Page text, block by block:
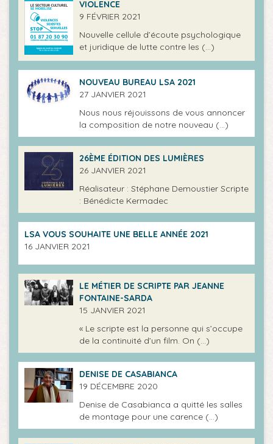
VIOLENCE
9 FÉVRIER 2021
Nouvelle cellule d’écoute psychologique
et juridique de lutte contre les (…)
NOUVEAU BUREAU LSA 2021
27 JANVIER 2021
Nous nous réjouissons de vous annoncer
la composition de notre nouveau (…)
26ÈME ÉDITION DES LUMIÈRES
26 JANVIER 2021
Réalisateur : Stéphane Demoustier Scripte
: Bénédicte Kermadec
LSA VOUS SOUHAITE UNE BELLE ANNÉE 2021
16 JANVIER 2021
LE MÉTIER DE SCRIPTE PAR JEANNE
FONTAINE-SARDA
15 JANVIER 2021
« Le scripte est la personne qui s’occupe
de la continuité d’un film. On (…)
DENISE DE CASABIANCA
19 DÉCEMBRE 2020
Denise de Casabianca a quitté les salles
de montage pour une carence (…)